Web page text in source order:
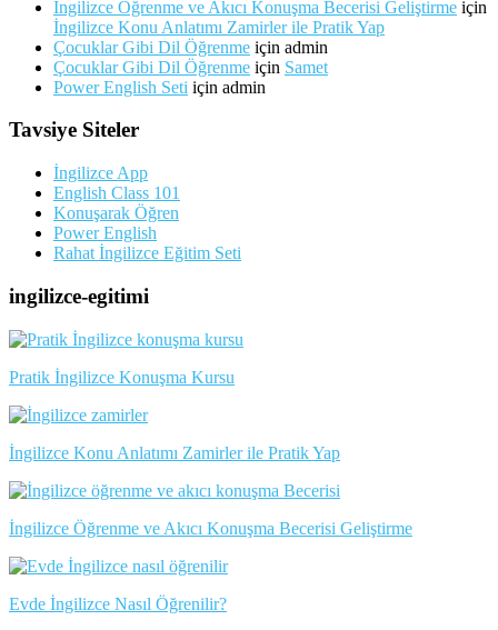
İngilizce Öğrenme ve Akıcı Konuşma Becerisi Geliştirme için
İngilizce Konu Anlatımı Zamirler ile Pratik Yap
Çocuklar Gibi Dil Öğrenme için admin
Çocuklar Gibi Dil Öğrenme için Samet
Power English Seti için admin
Tavsiye Siteler
İngilizce App
English Class 101
Konuşarak Öğren
Power English
Rahat İngilizce Eğitim Seti
ingilizce-egitimi
Pratik İngilizce Konuşma Kursu
İngilizce Konu Anlatımı Zamirler ile Pratik Yap
İngilizce Öğrenme ve Akıcı Konuşma Becerisi Geliştirme
Evde İngilizce Nasıl Öğrenilir?